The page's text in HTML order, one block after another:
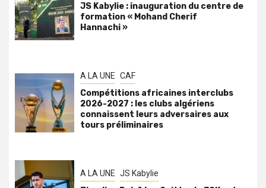
JS Kabylie : inauguration du centre de
formation « Mohand Cherif
Hannachi »
A LA UNE CAF
Compétitions africaines interclubs
2026-2027 : les clubs algériens
connaissent leurs adversaires aux
tours préliminaires
A LA UNE JS Kabylie